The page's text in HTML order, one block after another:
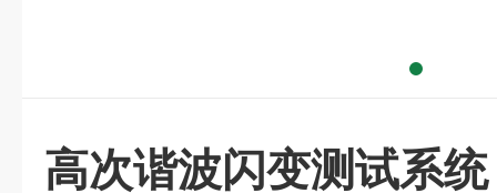
高次谐波闪变测试系